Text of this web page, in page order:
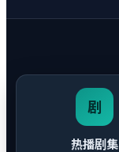
剧
热播剧集